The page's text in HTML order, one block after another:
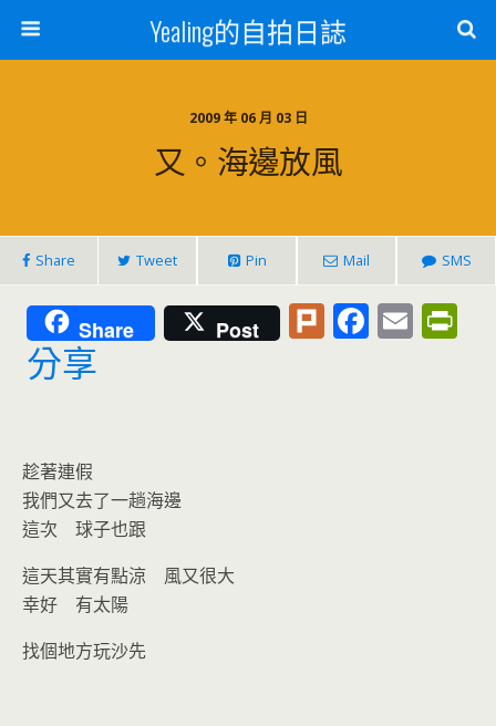
Yealing的自拍日誌
2009 年 06 月 03 日
又。海邊放風
Share Tweet Pin Mail SMS
Share Post Pl F E
分享
趁著連假
我們又去了一趟海邊
這次 球子也跟
這天其實有點涼 風又很大
幸好 有太陽
找個地方玩沙先